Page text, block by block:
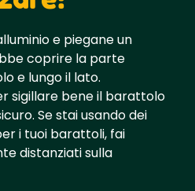
e piegane un
coprire la parte
e lungo il lato.
sigillare bene il barattolo
Se stai usando dei
i tuoi barattoli, fai
distanziati sulla